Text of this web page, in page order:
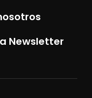
Newsletter